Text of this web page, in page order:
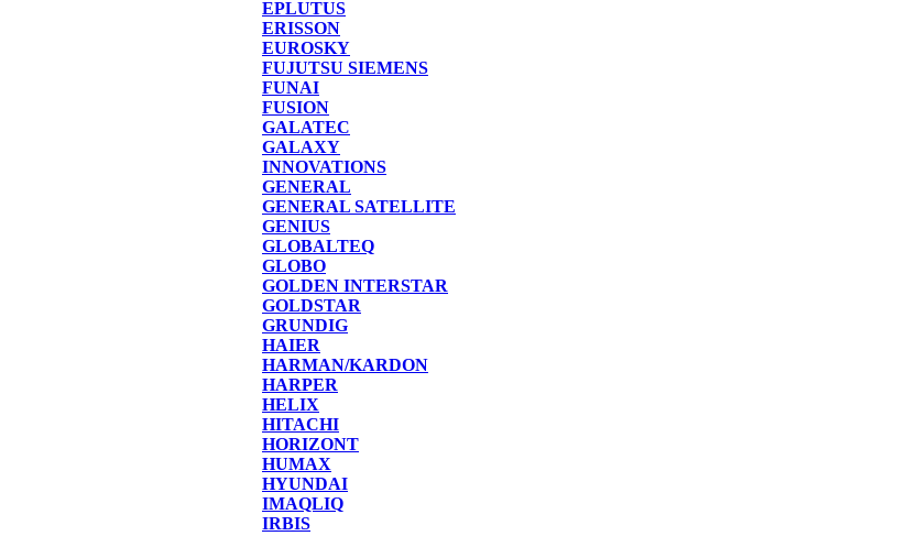
EPLUTUS
ERISSON
EUROSKY
FUJUTSU SIEMENS
FUNAI
FUSION
GALATEC
GALAXY
INNOVATIONS
GENERAL
GENERAL SATELLITE
GENIUS
GLOBALTEQ
GLOBO
GOLDEN INTERSTAR
GOLDSTAR
GRUNDIG
HAIER
HARMAN/KARDON
HARPER
HELIX
HITACHI
HORIZONT
HUMAX
HYUNDAI
IMAQLIQ
IRBIS